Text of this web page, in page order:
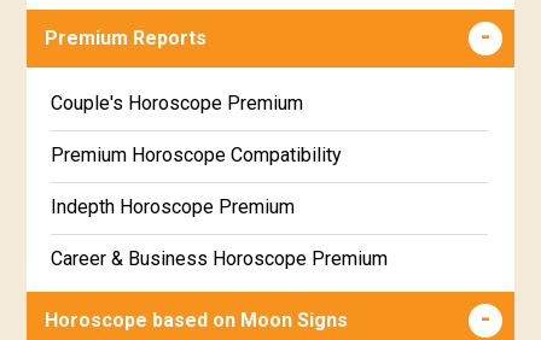
Career & Business Horoscope Free
Free Daily Rashiphal
Free Weekly Rashifal
Free Star Horoscope
Free panchanga Predictions
Premium Reports
Couple's Horoscope Premium
Premium Horoscope Compatibility
Indepth Horoscope Premium
Career & Business Horoscope Premium
Numerology Premium Report
Horoscope based on Moon Signs